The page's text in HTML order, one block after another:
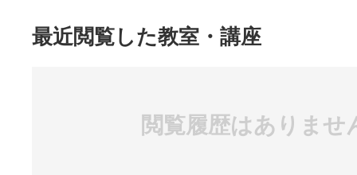
最近閲覧した教室・講座
閲覧履歴はありませ